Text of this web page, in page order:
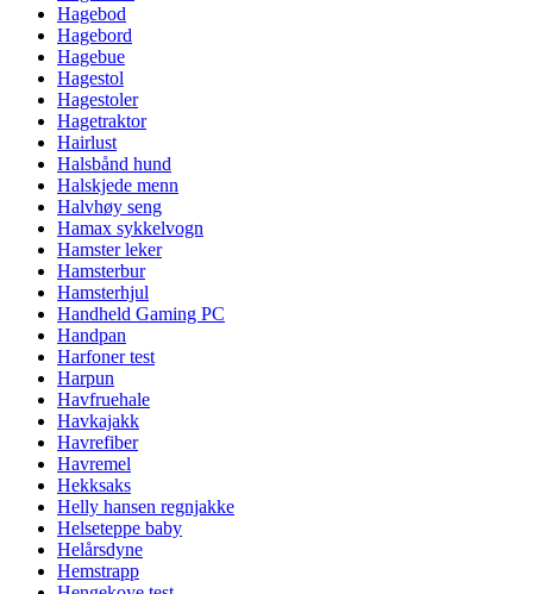
Hagebod
Hagebord
Hagebue
Hagestol
Hagestoler
Hagetraktor
Hairlust
Halsbånd hund
Halskjede menn
Halvhøy seng
Hamax sykkelvogn
Hamster leker
Hamsterbur
Hamsterhjul
Handheld Gaming PC
Handpan
Harfoner test
Harpun
Havfruehale
Havkajakk
Havrefiber
Havremel
Hekksaks
Helly hansen regnjakke
Helseteppe baby
Helårsdyne
Hemstrapp